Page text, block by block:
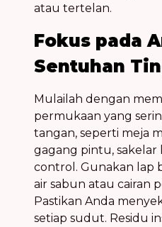
atau tertelan.
Fokus pada
Sentuhan
Mulailah dengan
permukaan yang
tangan, seperti meja
gagang pintu,
control. Gunakan lap
air sabun atau cairan
Pastikan Anda
setiap sudut. Residu